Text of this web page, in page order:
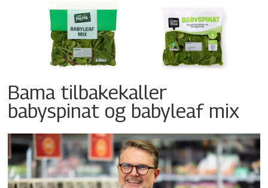
Bama tilbakekaller
babyspinat og babyleaf mix